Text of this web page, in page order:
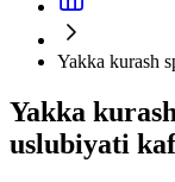
Yakka kurash
Yakka
uslubiyati